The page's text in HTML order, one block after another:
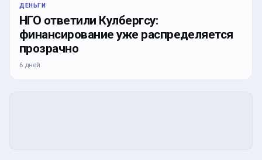
ДЕНЬГИ
НГО ответили Кулбергсу:
финансирование уже распределяется
прозрачно
6 дней